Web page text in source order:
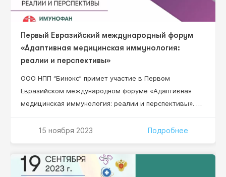
Первый Евразийский международный форум
«Адаптивная медицинская иммунология:
реалии и перспективы»
ООО НПП “Бинокс” примет участие в Первом
Евразийском международном форуме «Адаптивная
медицинская иммунология: реалии и перспективы». В
здравоохранения высшего звена, руководители
специалисты в области клинической,
фундаментальной иммунологии, адаптивной
15 ноября 2023 Подробнее